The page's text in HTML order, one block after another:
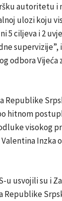
autoritetu i
ulozi koju
5 ciljeva i 2
supervizije”,
odbora
Republike
hitnom
visokog
Inzka
u usvojili su i
Republike